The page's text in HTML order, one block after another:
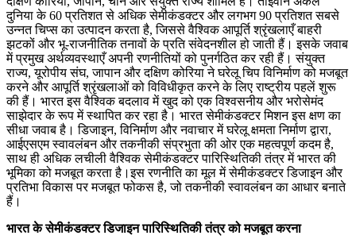
दुनिया के 60 प्रतिशत से अधिक सेमीकंडक्टर और लगभग 90 प्रतिशत सबसे
उन्नत चिप्स का उत्पादन करता है, जिससे वैश्विक आपूर्ति श्रृंखलाएँ बाहरी
झटकों और भू-राजनीतिक तनावों के प्रति संवेदनशील हो जाती हैं। इसके जवाब
में प्रमुख अर्थव्यवस्थाएँ अपनी रणनीतियों को पुनर्गठित कर रही हैं। संयुक्त
राज्य, यूरोपीय संघ, जापान और दक्षिण कोरिया ने घरेलू चिप विनिर्माण को मजबूत
करने और आपूर्ति श्रृंखलाओं को विविधीकृत करने के लिए राष्ट्रीय पहलें शुरू
की हैं। भारत इस वैश्विक बदलाव में खुद को एक विश्वसनीय और भरोसेमंद
साझेदार के रूप में स्थापित कर रहा है। भारत सेमीकंडक्टर मिशन इस क्षण का
सीधा जवाब है। डिजाइन, विनिर्माण और नवाचार में घरेलू क्षमता निर्माण द्वारा,
आईएसएम स्वावलंबन और तकनीकी संप्रभुता की ओर एक महत्वपूर्ण कदम है,
साथ ही अधिक लचीली वैश्विक सेमीकंडक्टर पारिस्थितिकी तंत्र में भारत की
भूमिका को मजबूत करता है।इस रणनीति का मूल में सेमीकंडक्टर डिजाइन और
प्रतिभा विकास पर मजबूत फोकस है, जो तकनीकी स्वावलंबन का आधार बनाते
हैं।
भारत के सेमीकंडक्टर डिजाइन पारिस्थितिकी तंत्र को मजबूत करना